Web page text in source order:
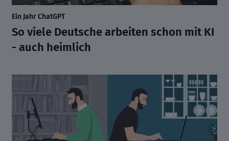
Ein Jahr ChatGPT
So viele Deutsche arbeiten schon mit KI
- auch heimlich